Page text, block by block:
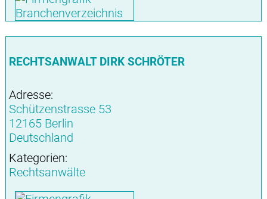
RECHTSANWALT DIRK SCHRÖTER
Adresse:
Schützenstrasse 53
12165 Berlin
Deutschland
Kategorien:
Rechtsanwälte